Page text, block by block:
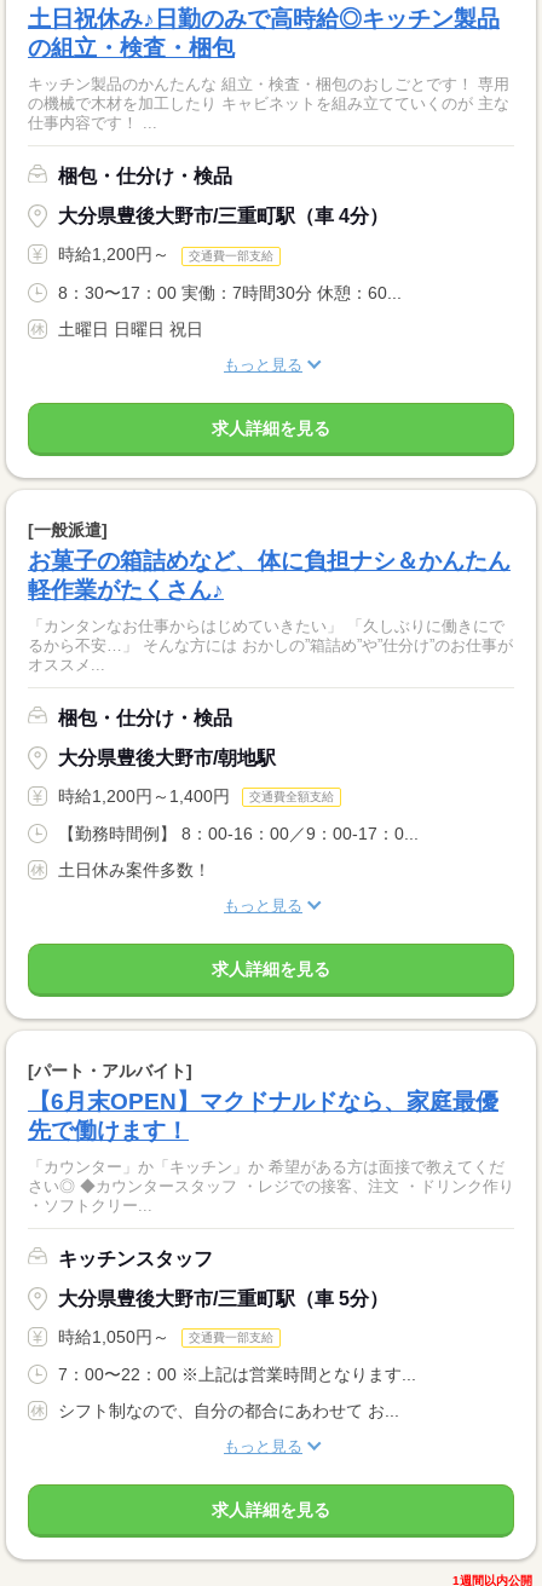
土日祝休み♪日勤のみで高時給◎キッチン製品
の組立・検査・梱包
キッチン製品のかんたんな 組立・検査・梱包のおしごとです！ 専用
の機械で木材を加工したり キャビネットを組み立てていくのが 主な
仕事内容です！ ...
梱包・仕分け・検品
大分県豊後大野市/三重町駅（車 4分）
時給1,200円～ 交通費一部支給
8：30〜17：00 実働：7時間30分 休憩：60...
土曜日 日曜日 祝日
もっと見る
求人詳細を見る
[一般派遣]
お菓子の箱詰めなど、体に負担ナシ＆かんたん
軽作業がたくさん♪
「カンタンなお仕事からはじめていきたい」 「久しぶりに働きにで
るから不安…」 そんな方には おかしの”箱詰め”や”仕分け”のお仕事が
オススメ...
梱包・仕分け・検品
大分県豊後大野市/朝地駅
時給1,200円～1,400円 交通費全額支給
【勤務時間例】 8：00-16：00／9：00-17：0...
土日休み案件多数！
もっと見る
求人詳細を見る
[パート・アルバイト]
【6月末OPEN】マクドナルドなら、家庭最優
先で働けます！
「カウンター」か「キッチン」か 希望がある方は面接で教えてくだ
さい◎ ◆カウンタースタッフ ・レジでの接客、注文 ・ドリンク作り
・ソフトクリー...
キッチンスタッフ
大分県豊後大野市/三重町駅（車 5分）
時給1,050円～ 交通費一部支給
7：00〜22：00 ※上記は営業時間となります...
シフト制なので、自分の都合にあわせて お...
もっと見る
求人詳細を見る
1週間以内公開